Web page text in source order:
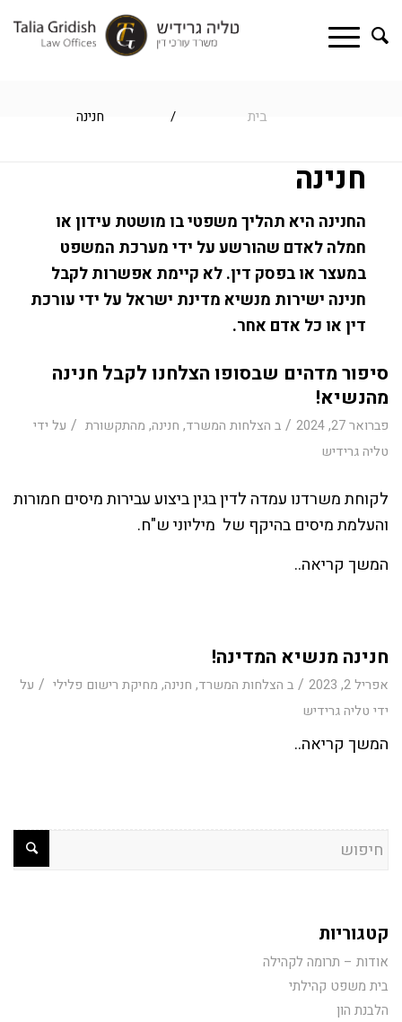
בית / חנינה
חנינה
החנינה היא תהליך משפטי בו מושטת עידון או
חמלה לאדם שהורשע על ידי מערכת המשפט
במעצר או בפסק דין. לא קיימת אפשרות לקבל
חנינה ישירות מנשיא מדינת ישראל על ידי עורכת
דין או כל אדם אחר.
סיפור מדהים שבסופו הצלחנו לקבל חנינה
מהנשיא!
פברואר 27, 2024 / ב הצלחות המשרד, חנינה, מהתקשורת / על ידי
טליה גרידיש
לקוחת משרדנו עמדה לדין בגין ביצוע עבירות מיסים חמורות
והעלמת מיסים בהיקף של מיליוני ש"ח.
המשך קריאה..
חנינה מנשיא המדינה!
אפריל 2, 2023 / ב הצלחות המשרד, חנינה, מחיקת רישום פלילי / על
ידי טליה גרידיש
המשך קריאה..
קטגוריות
אודות – תרומה לקהילה
בית משפט קהילתי
הלבנת הון